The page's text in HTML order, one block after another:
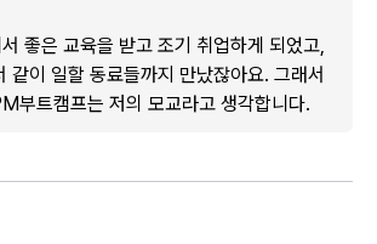
좋은 교육을 받고 조기 취업하게 되었고,
같이 일할 동료들까지 만났잖아요. 그래서
부트캠프는 저의 모교라고 생각합니다.